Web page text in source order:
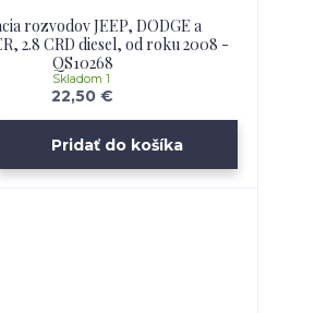
rozvodov JEEP, DODGE a
2.8 CRD diesel, od roku 2008 -
QS10268
22,50 €
Skladom 1
Pridať do košíka